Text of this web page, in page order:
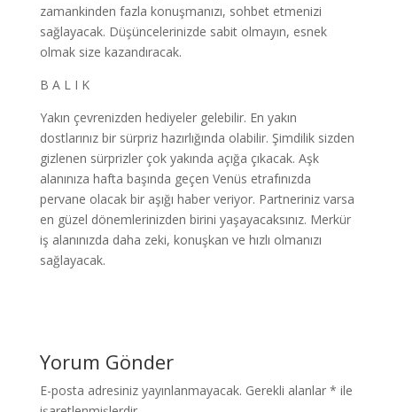
zamankinden fazla konuşmanızı, sohbet etmenizi
sağlayacak. Düşüncelerinizde sabit olmayın, esnek
olmak size kazandıracak.
B A L I K
Yakın çevrenizden hediyeler gelebilir. En yakın
dostlarınız bir sürpriz hazırlığında olabilir. Şimdilik sizden
gizlenen sürprizler çok yakında açığa çıkacak. Aşk
alanınıza hafta başında geçen Venüs etrafınızda
pervane olacak bir aşığı haber veriyor. Partneriniz varsa
en güzel dönemlerinizden birini yaşayacaksınız. Merkür
iş alanınızda daha zeki, konuşkan ve hızlı olmanızı
sağlayacak.
Yorum Gönder
E-posta adresiniz yayınlanmayacak. Gerekli alanlar * ile